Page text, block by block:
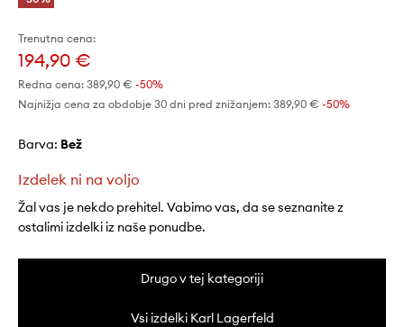
Trenutna cena:
194,90 €
Redna cena: 389,90 € -50%
Najnižja cena za obdobje 30 dni pred znižanjem: 389,90 € -50%
Barva: bež
Izdelek ni na voljo
Žal vas je nekdo prehitel. Vabimo vas, da se seznanite z
ostalimi izdelki iz naše ponudbe.
Drugo v tej kategoriji
Vsi izdelki Karl Lagerfeld